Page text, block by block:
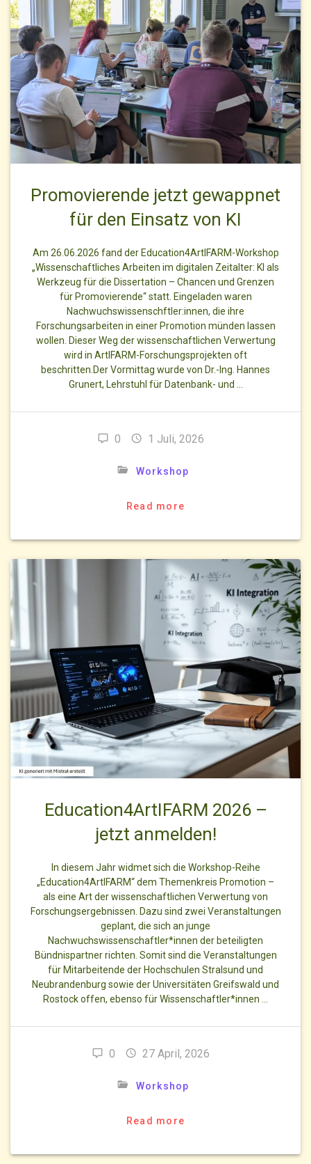
Promovierende jetzt gewappnet
für den Einsatz von KI
Am 26.06.2026 fand der Education4ArtIFARM-Workshop
„Wissenschaftliches Arbeiten im digitalen Zeitalter: KI als
Werkzeug für die Dissertation – Chancen und Grenzen
für Promovierende“ statt. Eingeladen waren
Nachwuchswissenschftler:innen, die ihre
Forschungsarbeiten in einer Promotion münden lassen
wollen. Dieser Weg der wissenschaftlichen Verwertung
wird in ArtIFARM-Forschungsprojekten oft
beschritten.Der Vormittag wurde von Dr.-Ing. Hannes
Grunert, Lehrstuhl für Datenbank- und …
0 1 Juli, 2026
Workshop
Read more
Education4ArtIFARM 2026 –
jetzt anmelden!
In diesem Jahr widmet sich die Workshop-Reihe
„Education4ArtIFARM“ dem Themenkreis Promotion –
als eine Art der wissenschaftlichen Verwertung von
Forschungsergebnissen. Dazu sind zwei Veranstaltungen
geplant, die sich an junge
Nachwuchswissenschaftler*innen der beteiligten
Bündnispartner richten. Somit sind die Veranstaltungen
für Mitarbeitende der Hochschulen Stralsund und
Neubrandenburg sowie der Universitäten Greifswald und
Rostock offen, ebenso für Wissenschaftler*innen …
0 27 April, 2026
Workshop
Read more